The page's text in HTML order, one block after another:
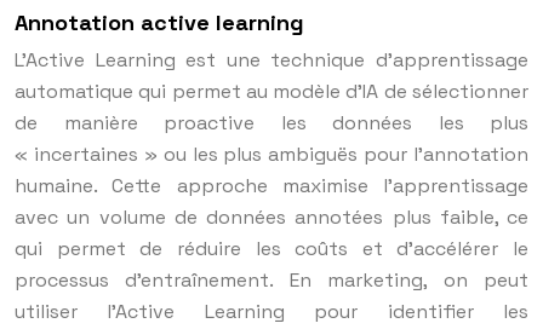
Annotation active learning
L’Active Learning est une technique d’apprentissage
automatique qui permet au modèle d’IA de sélectionner
de manière proactive les données les plus
« incertaines » ou les plus ambiguës pour l’annotation
humaine. Cette approche maximise l’apprentissage
avec un volume de données annotées plus faible, ce
qui permet de réduire les coûts et d’accélérer le
processus d’entraînement. En marketing, on peut
utiliser l’Active Learning pour identifier les